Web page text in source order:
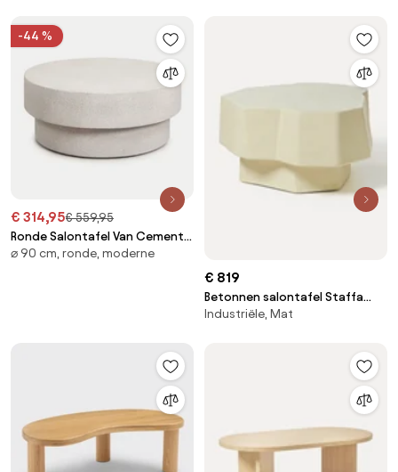
-44 %
€ 314,95€ 559,95
Ronde Salontafel Van Cement
Selara Ø90 Cm & Lichtgrijs -
⌀ 90 cm, ronde, moderne
€ 819
Betonnen salontafel Staffa
met organische vorm
Industriële, Mat